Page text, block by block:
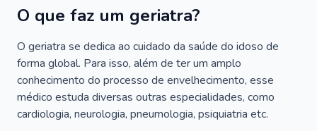
O que faz um geriatra?
O geriatra se dedica ao cuidado da saúde do idoso de
forma global. Para isso, além de ter um amplo
conhecimento do processo de envelhecimento, esse
médico estuda diversas outras especialidades, como
cardiologia, neurologia, pneumologia, psiquiatria etc.